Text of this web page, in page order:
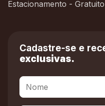
Estacionamento - Gratuito
Cadastre-se e
exclusivas.